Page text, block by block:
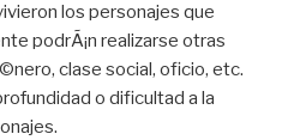
los personajes que
podrÃ¡n realizarse otras
clase social, oficio, etc.
o dificultad a la